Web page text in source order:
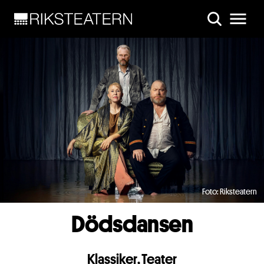
Foto: Riksteatern
Dödsdansen
Klassiker,Teater